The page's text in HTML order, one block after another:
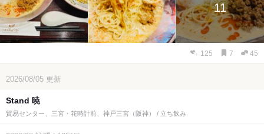
11
125 7 45
2026/08/05 更新
Stand 暁
貿易センター、三宮・花時計前、神戸三宮（阪神） / 立ち飲み